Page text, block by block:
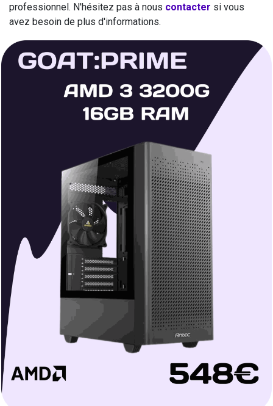
professionnel. N'hésitez pas à nous contacter si vous
avez besoin de plus d'informations.